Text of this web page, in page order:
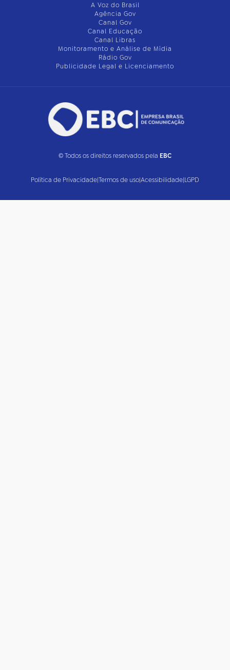
A Voz do Brasil
Agência Gov
Canal Gov
Canal Educação
Canal Libras
Monitoramento e Análise de Mídia
Rádio Gov
Publicidade Legal e Licenciamento
© Todos os direitos reservados pela EBC
Política de Privacidade|Termos de uso|Acessibilidade|LGPD